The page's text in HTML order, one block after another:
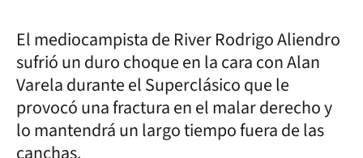
El mediocampista de River Rodrigo Aliendro
sufrió un duro choque en la cara con Alan
Varela durante el Superclásico que le
provocó una fractura en el malar derecho y
lo mantendrá un largo tiempo fuera de las